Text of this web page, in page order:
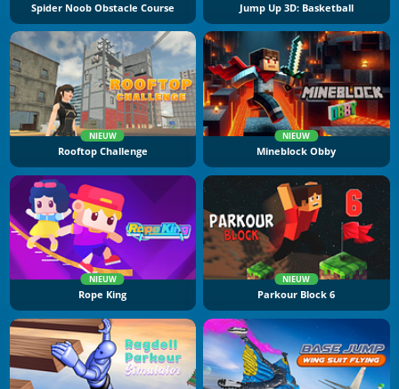
Spider Noob Obstacle Course Jump Up 3D: Basketball
NIEUW
Rooftop Challenge
NIEUW
Mineblock Obby
NIEUW
Rope King
NIEUW
Parkour Block 6